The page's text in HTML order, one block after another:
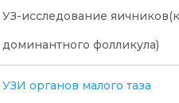
УЗ-исследование
доминантного фолликула)
УЗИ органов малого таза